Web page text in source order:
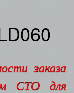
заказа
СТО для